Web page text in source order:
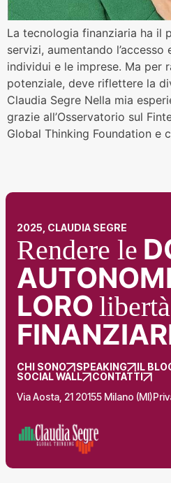
La tecnologia finanziaria ha il
servizi, aumentando l’accesso
individui e le imprese. Ma per
potenziale, deve riflettere la
Claudia Segre Nella mia
grazie all’Osservatorio sul
Global Thinking Foundation e
2025, CLAUDIA SEGRE
Rendere le
LORO libertà
CHI SONO SPEAKING
IL
SOCIAL WALL
CONTATTI
Via Aosta, 21 20155 Milano (MI)